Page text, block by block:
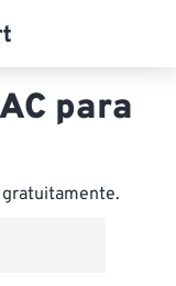
para
gratuitamente.